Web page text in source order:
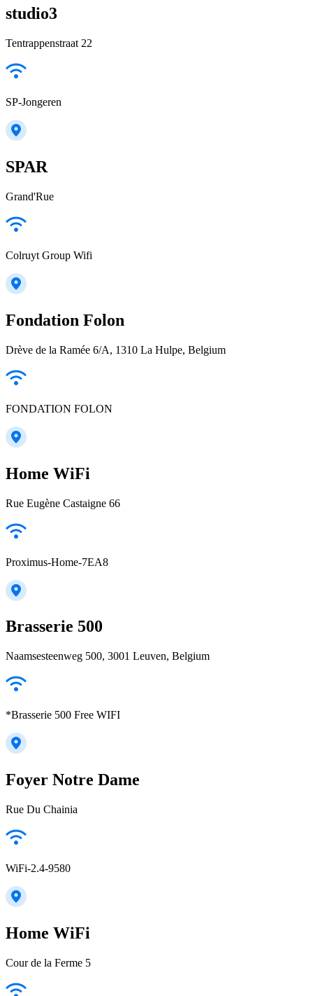
studio3
Tentrappenstraat 22
SP-Jongeren
SPAR
Grand'Rue
Colruyt Group Wifi
Fondation Folon
Drève de la Ramée 6/A, 1310 La Hulpe, Belgium
FONDATION FOLON
Home WiFi
Rue Eugène Castaigne 66
Proximus-Home-7EA8
Brasserie 500
Naamsesteenweg 500, 3001 Leuven, Belgium
*Brasserie 500 Free WIFI
Foyer Notre Dame
Rue Du Chainia
WiFi-2.4-9580
Home WiFi
Cour de la Ferme 5